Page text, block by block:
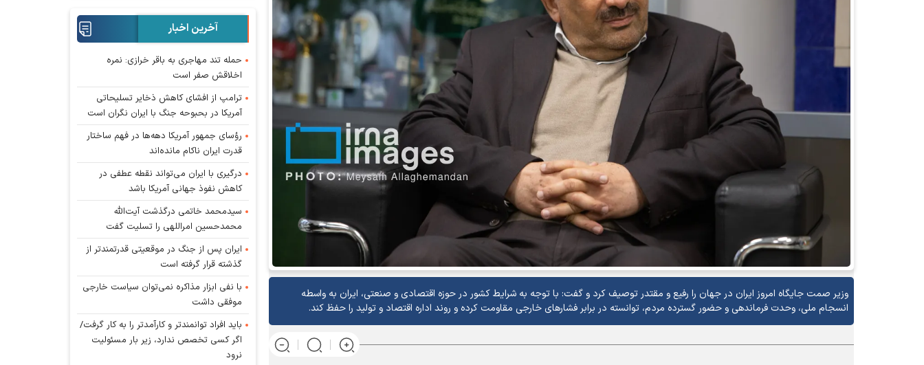
وزیر صمت جایگاه امروز ایران در جهان را رفیع و مقتدر توصیف کرد و گفت: با توجه به شرایط کشور در حوزه اقتصادی و صنعتی، ایران به واسطه
انسجام ملی، وحدت فرماندهی و حضور گسترده مردم، توانسته در برابر فشارهای خارجی مقاومت کرده و روند اداره اقتصاد و تولید را حفظ کند.
آخرین اخبار
حمله تند مهاجری به باقر خرازی: نمره
اخلاقش صفر است
ترامپ از افشای کاهش ذخایر تسلیحاتی
آمریکا در بحبوحه جنگ با ایران نگران است
رؤسای جمهور آمریکا دهه‌ها در فهم ساختار
قدرت ایران ناکام مانده‌اند
درگیری با ایران می‌تواند نقطه عطفی در
کاهش نفوذ جهانی آمریکا باشد
سیدمحمد خاتمی درگذشت آیت‌الله
محمدحسین امراللهی را تسلیت گفت
ایران پس از جنگ در موقعیتی قدرتمندتر از
گذشته قرار گرفته است
با نفی ابزار مذاکره نمی‌توان سیاست خارجی
موفقی داشت
باید افراد توانمندتر و کارآمدتر را به کار گرفت/
اگر کسی تخصص ندارد، زیر بار مسئولیت
نرود